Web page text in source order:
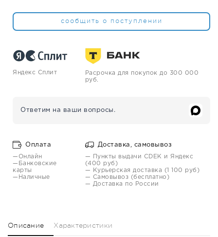
сообщить о поступлении
Яндекс Сплит
Расрочка для покупок до 300 000
руб.
Ответим на ваши вопросы.
Оплата
—Онлайн
—Банковские
карты
—Наличные
Доставка, самовывоз
— Пункты выдачи CDEK и Яндекс
(400 руб)
— Курьерская доставка (1 100 руб)
— Самовывоз (бесплатно)
— Доставка по России
Описание Характеристики